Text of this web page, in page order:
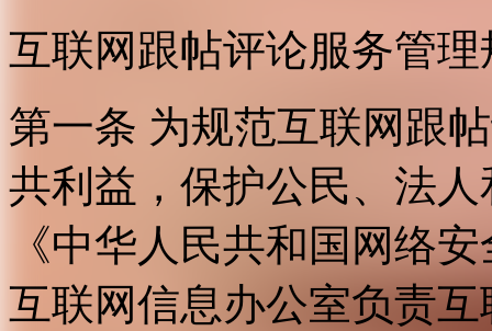
互联网跟帖评论服务管理
第一条 为规范互联网跟
共利益，保护公民、法
《中华人民共和国网络
互联网信息办公室负责